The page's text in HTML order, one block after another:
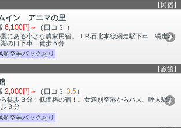
【民宿】
イン アニマの里
6,100円～ （口コミ ）
麓にある小さな農家民宿。ＪＲ石北本線網走駅下車 網走バ
の口下車 徒歩５分
航空券パックあり
【旅館】
2,000円～ （口コミ 3.5）
徒歩３分！低価格の宿！。女満別空港からバス、呼人駅前
３分
航空券パックあり